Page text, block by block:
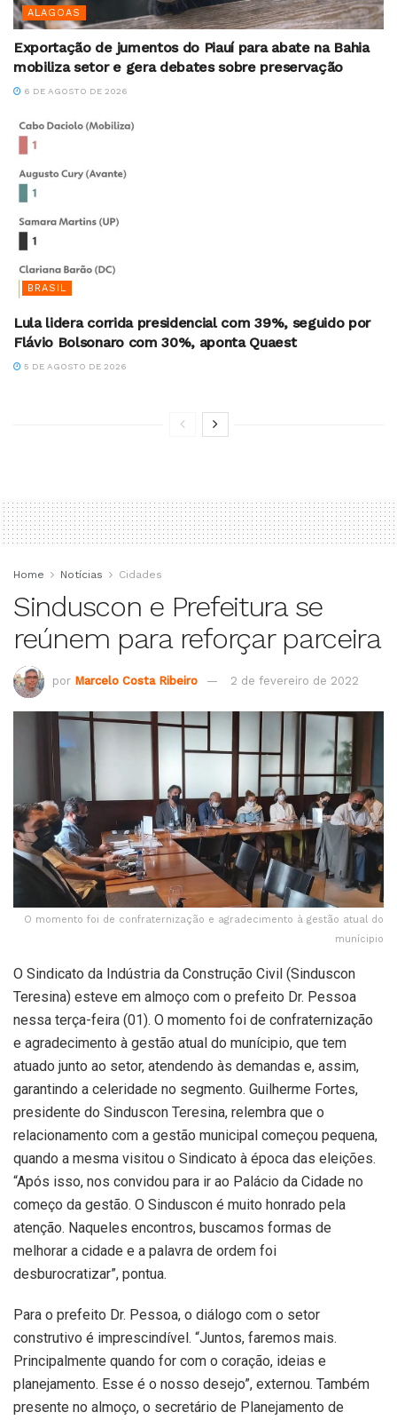
ALAGOAS
Exportação de jumentos do Piauí para abate na Bahia
mobiliza setor e gera debates sobre preservação
6 DE AGOSTO DE 2026
BRASIL
Lula lidera corrida presidencial com 39%, seguido por
Flávio Bolsonaro com 30%, aponta Quaest
5 DE AGOSTO DE 2026
Home Notícias Cidades
Sinduscon e Prefeitura se
reúnem para reforçar parceira
por Marcelo Costa Ribeiro 2 de fevereiro de 2022
O momento foi de confraternização e agradecimento à gestão atual do
munícipio
O Sindicato da Indústria da Construção Civil (Sinduscon
Teresina) esteve em almoço com o prefeito Dr. Pessoa
nessa terça-feira (01). O momento foi de confraternização
e agradecimento à gestão atual do munícipio, que tem
atuado junto ao setor, atendendo às demandas e, assim,
garantindo a celeridade no segmento. Guilherme Fortes,
presidente do Sinduscon Teresina, relembra que o
relacionamento com a gestão municipal começou pequena,
quando a mesma visitou o Sindicato à época das eleições.
“Após isso, nos convidou para ir ao Palácio da Cidade no
começo da gestão. O Sinduscon é muito honrado pela
atenção. Naqueles encontros, buscamos formas de
melhorar a cidade e a palavra de ordem foi
desburocratizar”, pontua.
Para o prefeito Dr. Pessoa, o diálogo com o setor
construtivo é imprescindível. “Juntos, faremos mais.
Principalmente quando for com o coração, ideias e
planejamento. Esse é o nosso desejo”, externou. Também
presente no almoço, o secretário de Planejamento de